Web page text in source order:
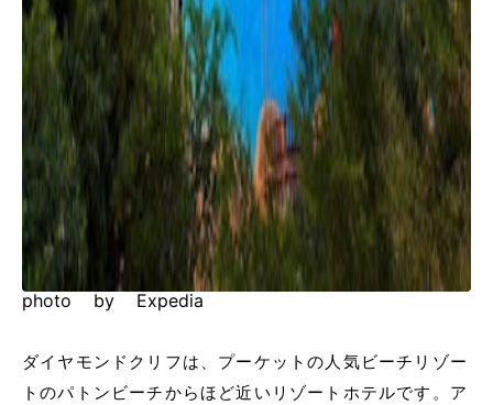
photo by Expedia
ダイヤモンドクリフは、プーケットの人気ビーチリゾー
トのパトンビーチからほど近いリゾートホテルです。ア